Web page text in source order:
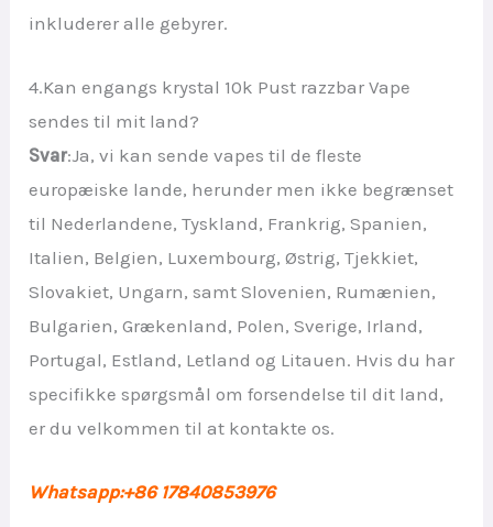
inkluderer alle gebyrer.
4.Kan engangs krystal 10k Pust razzbar Vape
sendes til mit land?
Svar:Ja, vi kan sende vapes til de fleste
europæiske lande, herunder men ikke begrænset
til Nederlandene, Tyskland, Frankrig, Spanien,
Italien, Belgien, Luxembourg, Østrig, Tjekkiet,
Slovakiet, Ungarn, samt Slovenien, Rumænien,
Bulgarien, Grækenland, Polen, Sverige, Irland,
Portugal, Estland, Letland og Litauen. Hvis du har
specifikke spørgsmål om forsendelse til dit land,
er du velkommen til at kontakte os.
Whatsapp:+86 17840853976